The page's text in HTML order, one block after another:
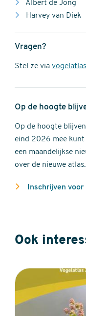
Albert de Jong
Harvey van Diek
Vragen?
Stel ze via
Op de hoogte
Op de hoogte
eind 2026 mee
een maandelijkse
over de nieuwe atlas.
Inschrijven
Ook